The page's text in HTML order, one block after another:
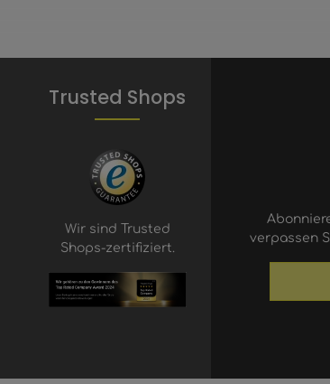
Trusted Shops
Wir sind Trusted
Shops-zertifiziert.
verpassen